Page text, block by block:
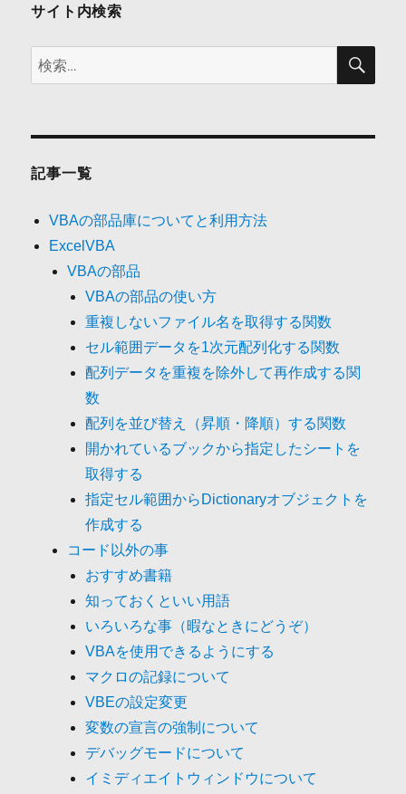
ン
サイト内検索
検
索:
検
記事一覧
VBAの部品庫についてと利用方法
ExcelVBA
VBAの部品
VBAの部品の使い方
重複しないファイル名を取得する関数
セル範囲データを1次元配列化する関数
配列データを重複を除外して再作成する関
数
配列を並び替え（昇順・降順）する関数
開かれているブックから指定したシートを
取得する
指定セル範囲からDictionaryオブジェクトを
作成する
コード以外の事
おすすめ書籍
知っておくといい用語
いろいろな事（暇なときにどうぞ）
VBAを使用できるようにする
マクロの記録について
VBEの設定変更
変数の宣言の強制について
デバッグモードについて
イミディエイトウィンドウについて